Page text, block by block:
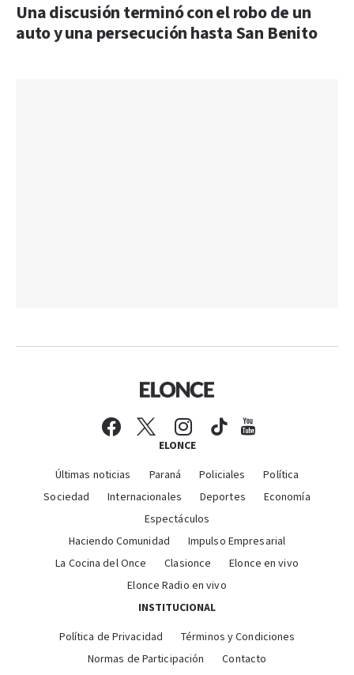
Una discusión terminó con el robo de un
auto y una persecución hasta San Benito
ELONCE
Últimas noticias Paraná Policiales
Política
Sociedad
Internacionales Deportes
Economía
Espectáculos
Haciendo Comunidad
Impulso Empresarial
La Cocina del Once
Clasionce
Elonce en vivo
Elonce Radio en vivo
INSTITUCIONAL
Política de Privacidad
Términos y Condiciones
Normas de Participación
Contacto